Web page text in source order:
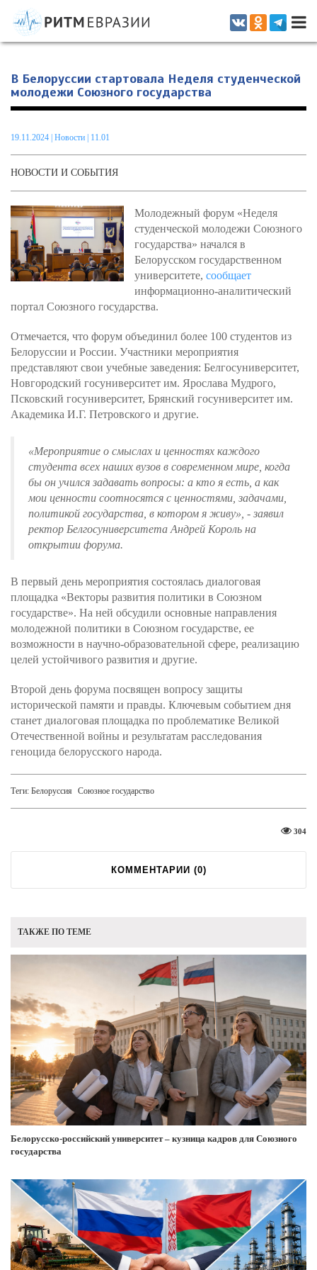
Информационно-аналитическое издание, посвященное актуальным
проблемам интеграции на постсоветском пространстве
В Белоруссии стартовала Неделя студенческой
молодежи Союзного государства
19.11.2024 Новости | 11.01
НОВОСТИ И СОБЫТИЯ
Молодежный форум «Неделя
студенческой молодежи Союзного
государства» начался в
Белорусском государственном
университете, сообщает
информационно-аналитический
портал Союзного государства.
Отмечается, что форум объединил более 100 студентов из
Белоруссии и России. Участники мероприятия
представляют свои учебные заведения: Белгосуниверситет,
Новгородский госуниверситет им. Ярослава Мудрого,
Псковский госуниверситет, Брянский госуниверситет им.
Академика И.Г. Петровского и другие.
«Мероприятие о смыслах и ценностях каждого
студента всех наших вузов в современном мире, когда
бы он учился задавать вопросы: а кто я есть, а как
мои ценности соотносятся с ценностями, задачами,
политикой государства, в котором я живу», - заявил
ректор Белгосуниверситета Андрей Король на
открытии форума.
В первый день мероприятия состоялась диалоговая
площадка «Векторы развития политики в Союзном
государстве». На ней обсудили основные направления
молодежной политики в Союзном государстве, ее
возможности в научно-образовательной сфере, реализацию
целей устойчивого развития и другие.
Второй день форума посвящен вопросу защиты
исторической памяти и правды. Ключевым событием дня
станет диалоговая площадка по проблематике Великой
Отечественной войны и результатам расследования
геноцида белорусского народа.
Теги: Белоруссия Союзное государство
304
КОММЕНТАРИИ (0)
ТАКЖЕ ПО ТЕМЕ
Белорусско-российский университет – кузница кадров для Союзного
государства